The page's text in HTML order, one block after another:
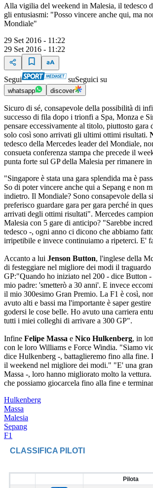
Alla vigilia del weekend in Malesia, il tedesco
gli entusiasmi: "Posso vincere anche qui, ma
Mondiale"
29 Set 2016 - 11:22
29 Set 2016 - 11:22
Segui suSeguici su
whatsapp discover
Sicuro di sé, consapevole della possibilità di
successo di fila dopo i trionfi a Spa, Monza e
pensare eccessivamente al titolo, piuttosto gara
solo così sono arrivati gli ultimi ottimi risultati.
tedesco della Mercedes leader del Mondiale,
consueta conferenza stampa che precede il
punta forte sul GP della Malesia per rimanere
"Singapore è stata una gara splendida ma è
So di poter vincere anche qui a Sepang e non
indietro. Il Mondiale? Sono consapevole della
preferisco guardare gara per gara perché in
arrivati degli ottimi risultati". Mercedes
Malesia con 5 gare di anticipo? "Sarebbe
tedesco -, ogni anno ci dicono che abbiamo
irripetibile e invece continuiamo a ripeterci. E'
Accanto a lui Jenson Button, l'inglese della
di festeggiare nel migliore dei modi il traguardo
GP:"Quando ho iniziato nel 200 - dice Button -
mio padre: 'smetterò a 30 anni'. E invece
il mio 300esimo Gran Premio. La F1 è così,
avuto alti e bassi ma l'importante è saper
godersi le cose belle. Ho avuto una carriera
tutti i miei colleghi di arrivare a 300 GP".
Infine Felipe Massa e Nico Hulkenberg, in
con le loro Williams e Force Windia. "Siamo
dice Hulkenberg -, battaglieremo fino alla fine.
il weekend nel migliore dei modi." "E' una
Massa -, loro hanno migliorato molto la
che possiamo giocarcela fino alla fine e
Hulkenberg
Massa
Malesia
Sepang
F1